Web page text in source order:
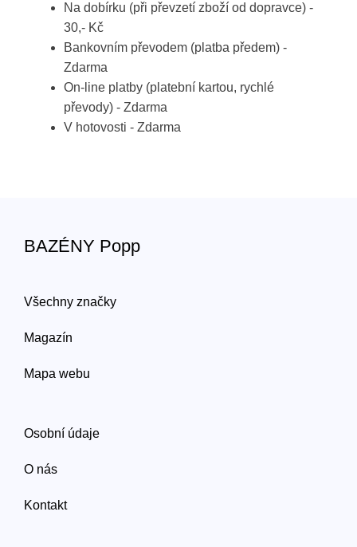
Na dobírku (při převzetí zboží od dopravce) -
30,- Kč
Bankovním převodem (platba předem) -
Zdarma
On-line platby (platební kartou, rychlé
převody) - Zdarma
V hotovosti - Zdarma
BAZÉNY Popp
Všechny značky
Magazín
Mapa webu
Osobní údaje
O nás
Kontakt